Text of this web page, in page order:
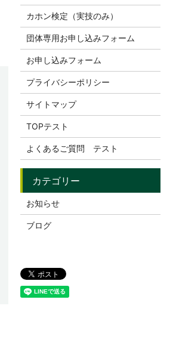
カホン検定（実技のみ）
団体専用お申し込みフォーム
お申し込みフォーム
プライバシーポリシー
サイトマップ
TOPテスト
よくあるご質問 テスト
お知らせ
ブログ